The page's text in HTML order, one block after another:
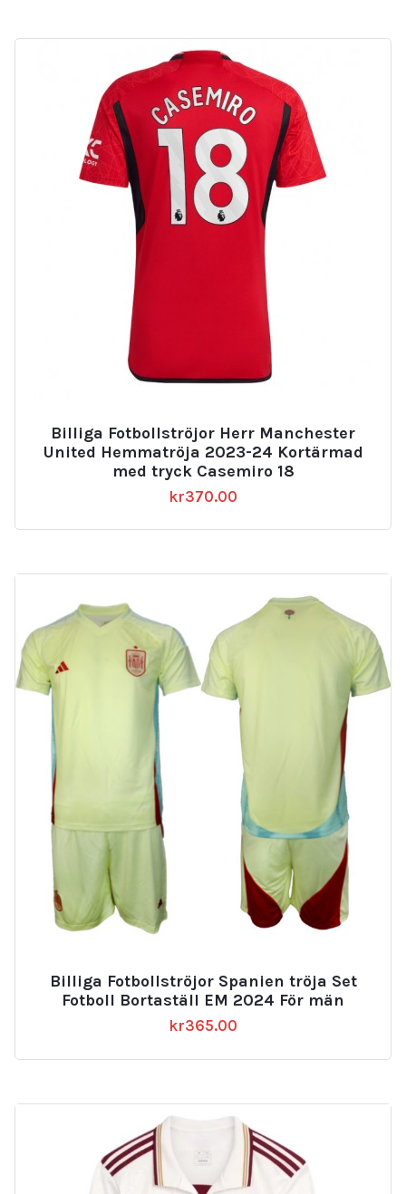
Billiga Fotbollströjor Herr Manchester
United Hemmatröja 2023-24 Kortärmad
med tryck Casemiro 18
kr370.00
Billiga Fotbollströjor Spanien tröja Set
Fotboll Bortaställ EM 2024 För män
kr365.00